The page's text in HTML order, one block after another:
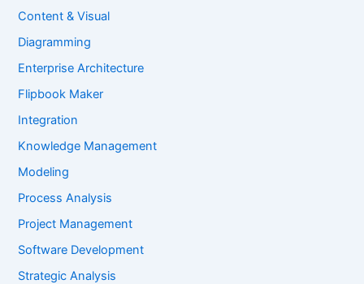
Content & Visual
Diagramming
Enterprise Architecture
Flipbook Maker
Integration
Knowledge Management
Modeling
Process Analysis
Project Management
Software Development
Strategic Analysis